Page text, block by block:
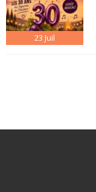
23 Juil